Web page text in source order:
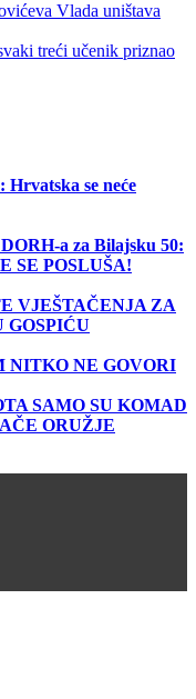
Vlada uništava
treći učenik priznao
se neće
a za Bilajsku 50:
SE POSLUŠA!
VJEŠTAČENJA ZA
GOSPIĆU
NITKO NE GOVORI
SAMO SU KOMAD
ORUŽJE